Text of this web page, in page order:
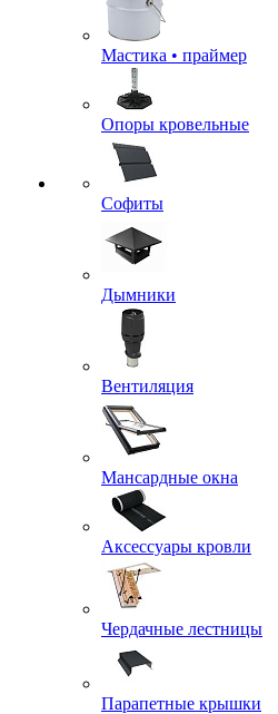
Мастика • праймер
Опоры кровельные
Софиты
Дымники
Вентиляция
Мансардные окна
Аксессуары кровли
Чердачные лестницы
Парапетные крышки